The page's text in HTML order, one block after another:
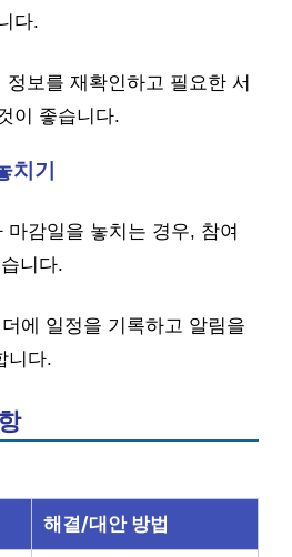
다.
정보를 재확인하고 필요한 서
이 좋습니다.
치기
마감일을 놓치는 경우, 참여
니다.
에 일정을 기록하고 알림을
니다.
해결/대안 방법